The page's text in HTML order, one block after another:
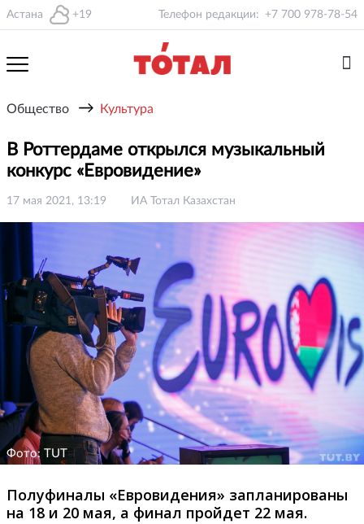
Астана +19 Телефон редакции: +7 700 978-78-54
Общество → Культура
В Роттердаме открылся музыкальный
конкурс «Евровидение»
17 мая 2021, 13:19 ИА Тотал Казахстан
Фото: TUT
Полуфиналы «Евровидения» запланированы
на 18 и 20 мая, а финал пройдет 22 мая.